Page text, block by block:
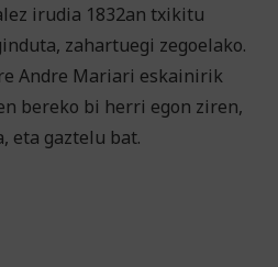
irudia 1832an txikitu
zahartuegi zegoelako.
Andre Mariari eskainirik
bereko bi herri egon ziren,
eta gaztelu bat.